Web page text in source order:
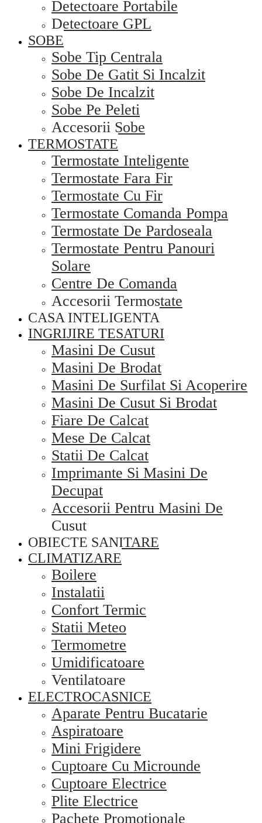
Detectoare Portabile
Detectoare GPL
SOBE
Sobe Tip Centrala
Sobe De Gatit Si Incalzit
Sobe De Incalzit
Sobe Pe Peleti
Accesorii Sobe
TERMOSTATE
Termostate Inteligente
Termostate Fara Fir
Termostate Cu Fir
Termostate Comanda Pompa
Termostate De Pardoseala
Termostate Pentru Panouri
Solare
Centre De Comanda
Accesorii Termostate
CASA INTELIGENTA
INGRIJIRE TESATURI
Masini De Cusut
Masini De Brodat
Masini De Surfilat Si Acoperire
Masini De Cusut Si Brodat
Fiare De Calcat
Mese De Calcat
Statii De Calcat
Imprimante Si Masini De
Decupat
Accesorii Pentru Masini De
Cusut
OBIECTE SANITARE
CLIMATIZARE
Boilere
Instalatii
Confort Termic
Statii Meteo
Termometre
Umidificatoare
Ventilatoare
ELECTROCASNICE
Aparate Pentru Bucatarie
Aspiratoare
Mini Frigidere
Cuptoare Cu Microunde
Cuptoare Electrice
Plite Electrice
Pachete Promotionale